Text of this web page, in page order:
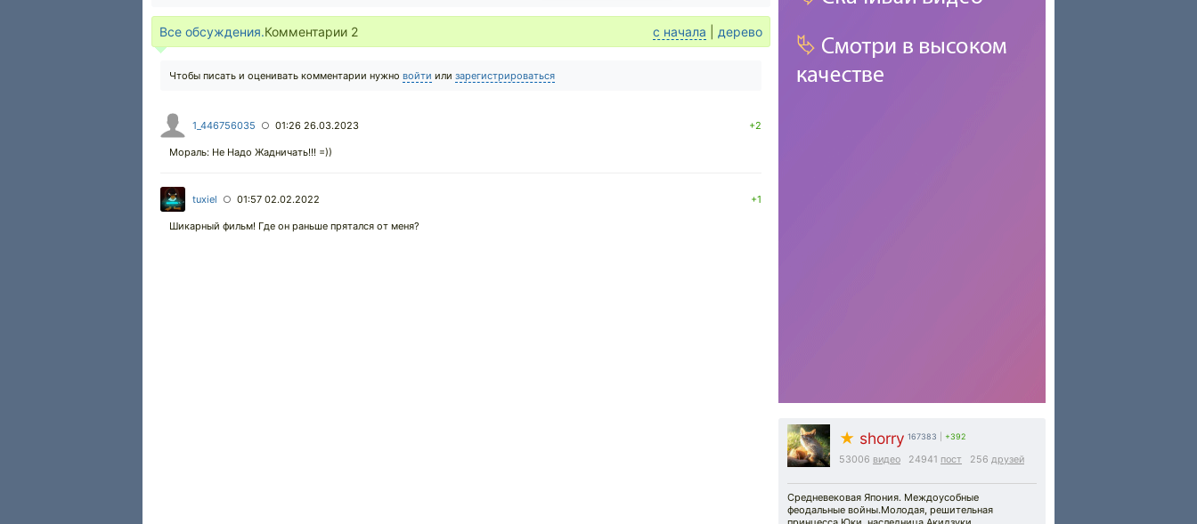
★ shorry 167383 +392
53006 видео 24941 пост 256 друзей
Средневековая Япония. Междоусобные
феодальные войны.Молодая, решительная
Все обсуждения.Комментарии 2 с начала дерево
Чтобы писать и оценивать комментарии нужно войти или зарегистрироваться
1_446756035 ○ 01:26 26.03.2023 +2
Мораль: Не Надо Жадничать!!! =))
tuxiel ○ 01:57 02.02.2022 +1
Шикарный фильм! Где он раньше прятался от меня?